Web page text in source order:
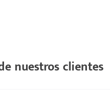
nuestros clientes